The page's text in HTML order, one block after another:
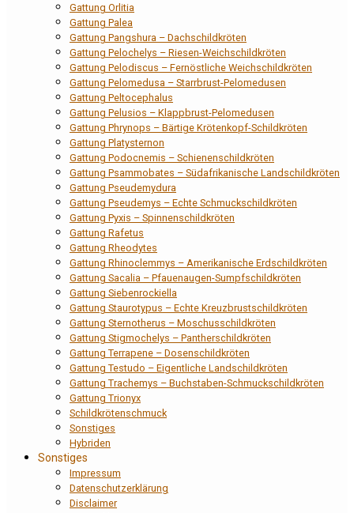
Gattung Orlitia
Gattung Palea
Gattung Pangshura – Dachschildkröten
Gattung Pelochelys – Riesen-Weichschildkröten
Gattung Pelodiscus – Fernöstliche Weichschildkröten
Gattung Pelomedusa – Starrbrust-Pelomedusen
Gattung Peltocephalus
Gattung Pelusios – Klappbrust-Pelomedusen
Gattung Phrynops – Bärtige Krötenkopf-Schildkröten
Gattung Platysternon
Gattung Podocnemis – Schienenschildkröten
Gattung Psammobates – Südafrikanische Landschildkröten
Gattung Pseudemydura
Gattung Pseudemys – Echte Schmuckschildkröten
Gattung Pyxis – Spinnenschildkröten
Gattung Rafetus
Gattung Rheodytes
Gattung Rhinoclemmys – Amerikanische Erdschildkröten
Gattung Sacalia – Pfauenaugen-Sumpfschildkröten
Gattung Siebenrockiella
Gattung Staurotypus – Echte Kreuzbrustschildkröten
Gattung Sternotherus – Moschusschildkröten
Gattung Stigmochelys – Pantherschildkröten
Gattung Terrapene – Dosenschildkröten
Gattung Testudo – Eigentliche Landschildkröten
Gattung Trachemys – Buchstaben-Schmuckschildkröten
Gattung Trionyx
Schildkrötenschmuck
Sonstiges
Hybriden
Sonstiges
Impressum
Datenschutzerklärung
Disclaimer